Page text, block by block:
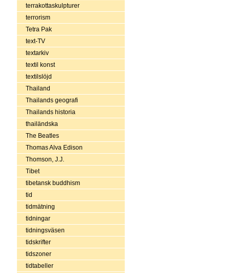
terrakottaskulpturer
terrorism
Tetra Pak
text-TV
textarkiv
textil konst
textilslöjd
Thailand
Thailands geografi
Thailands historia
thailändska
The Beatles
Thomas Alva Edison
Thomson, J.J.
Tibet
tibetansk buddhism
tid
tidmätning
tidningar
tidningsväsen
tidskrifter
tidszoner
tidtabeller